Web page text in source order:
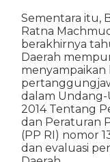
Sementara itu,
Ratna
berakhirnya
Daerah
dalam
2014 Tentang
dan Peraturan
(PP RI) nomor
dan evaluasi